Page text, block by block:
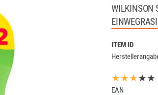
WILKINSON
ITEM ID
★★★★★
EAN